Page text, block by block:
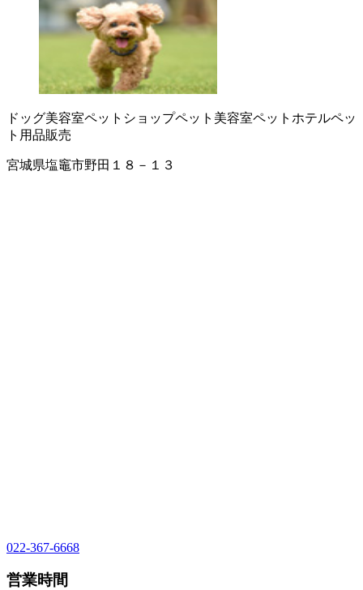
ドッグ美容室ペットショップペット美容室ペットホテルペッ
ト用品販売
宮城県塩竈市野田１８－１３
022-367-6668
営業時間